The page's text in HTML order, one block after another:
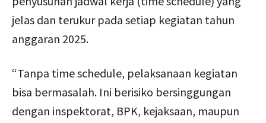
jelas dan terukur pada setiap kegiatan tahun
anggaran 2025.
“Tanpa time schedule, pelaksanaan kegiatan
bisa bermasalah. Ini berisiko bersinggungan
dengan inspektorat, BPK, kejaksaan, maupun